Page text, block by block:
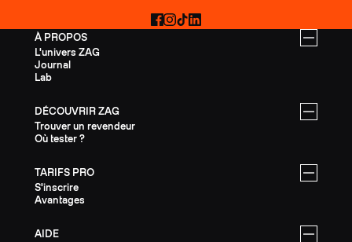
À PROPOS
L'univers ZAG
Journal
Lab
DÉCOUVRIR ZAG
Trouver un revendeur
Où tester ?
TARIFS PRO
S'inscrire
Avantages
AIDE
Facebook
Instagram
TikTokLinkedIn